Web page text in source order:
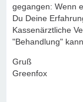
gegangen: Wenn
Du Deine
Kassenärztliche
"Behandlung"
Gruß
Greenfox